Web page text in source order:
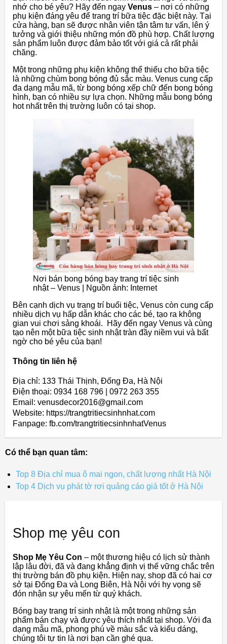
nhớ cho bé yêu? Hãy đến ngay Venus – nơi có những
phụ kiện đáng yêu để trang trí bữa tiệc đặc biệt này. Tại
cửa hàng, bạn sẽ được nhân viên tận tâm tư vấn, lên ý
tưởng và giới thiệu những món đồ phù hợp. Chất lượng
sản phẩm luôn được đảm bảo tốt với giá cả rất phải
chăng.
Một trong những phụ kiện không thể thiếu cho bữa tiệc
là những chùm bong bóng đủ sắc màu. Venus cung cấp
đa dạng mẫu mã, từ bong bóng xếp chữ đến bong bóng
hình, bạn có nhiều sự lựa chọn. Những mẫu bong bóng
hot nhất trên thị trường luôn có tại shop.
Nơi bán bong bóng bay trang trí tiệc sinh
nhật – Venus | Nguồn ảnh: Internet
Bên cạnh dịch vụ trang trí buổi tiệc, Venus còn cung cấp
nhiều dịch vụ hấp dẫn khác cho các bé, tạo ra không
gian vui chơi sảng khoái. Hãy đến ngay Venus và cùng
tạo nên một bữa tiệc sinh nhật tràn đầy niềm vui và bất
ngờ cho bé yêu của bạn!
Thông tin liên hệ
Địa chỉ: 133 Thái Thịnh, Đống Đa, Hà Nội
Điện thoại: 0934 168 796 | 0972 263 355
Email: venusdecor2016@gmail.com
Website: https://trangtritiecsinhnhat.com
Fanpage: fb.com/trangtritiecsinhnhatVenus
Có thể bạn quan tâm:
Top 8 Địa chỉ mua ô mai ngon, chất lượng nhất Hà Nội
Top 4 Dịch vụ phát tờ rơi quảng cáo giá tốt ở Hà Nội
Shop mẹ yêu con
Shop Mẹ Yêu Con – một thương hiệu có lịch sử thành
lập lâu đời, đã và đang khẳng định vị thế vững chắc trên
thị trường bán đồ phụ kiện. Hiện nay, shop đã có hai cơ
sở tại Đống Đa và Long Biên, Hà Nội với hy vọng sẽ
đón nhận sự yêu mến từ quý khách.
Bóng bay trang trí sinh nhật là một trong những sản
phẩm bán chạy và được yêu thích nhất tại shop. Với đa
dạng mẫu mã, phong phú về màu sắc và kiểu dáng,
chúng tôi tự tin là nơi bạn cần ghé qua.